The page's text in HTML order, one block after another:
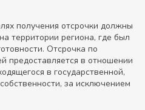
получения отсрочки должны
территории региона, где был
Отсрочка по
предоставляется в отношении
в государственной,
за исключением